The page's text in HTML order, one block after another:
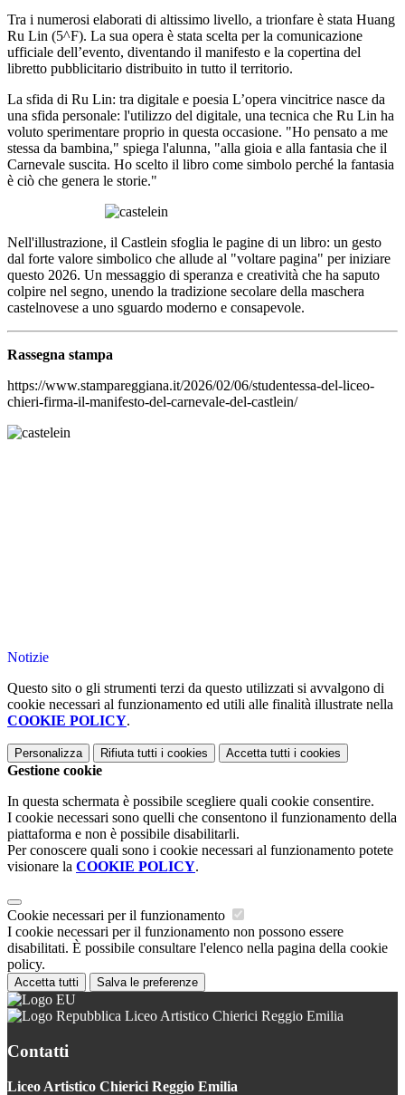
Tra i numerosi elaborati di altissimo livello, a trionfare è stata Huang
Ru Lin (5^F). La sua opera è stata scelta per la comunicazione
ufficiale dell’evento, diventando il manifesto e la copertina del
libretto pubblicitario distribuito in tutto il territorio.
La sfida di Ru Lin: tra digitale e poesia L’opera vincitrice nasce da
una sfida personale: l'utilizzo del digitale, una tecnica che Ru Lin ha
voluto sperimentare proprio in questa occasione. "Ho pensato a me
stessa da bambina," spiega l'alunna, "alla gioia e alla fantasia che il
Carnevale suscita. Ho scelto il libro come simbolo perché la fantasia
è ciò che genera le storie."
Nell'illustrazione, il Castlein sfoglia le pagine di un libro: un gesto
dal forte valore simbolico che allude al "voltare pagina" per iniziare
questo 2026. Un messaggio di speranza e creatività che ha saputo
colpire nel segno, unendo la tradizione secolare della maschera
castelnovese a uno sguardo moderno e consapevole.
Rassegna stampa
https://www.stampareggiana.it/2026/02/06/studentessa-del-liceo-
chieri-firma-il-manifesto-del-carnevale-del-castlein/
Notizie
Questo sito o gli strumenti terzi da questo utilizzati si avvalgono di
cookie necessari al funzionamento ed utili alle finalità illustrate nella
COOKIE POLICY.
Personalizza Rifiuta tutti i cookies Accetta tutti i cookies
Gestione cookie
In questa schermata è possibile scegliere quali cookie consentire.
I cookie necessari sono quelli che consentono il funzionamento della
piattaforma e non è possibile disabilitarli.
Per conoscere quali sono i cookie necessari al funzionamento potete
visionare la COOKIE POLICY.
Cookie necessari per il funzionamento
I cookie necessari per il funzionamento non possono essere
disabilitati. È possibile consultare l'elenco nella pagina della cookie
policy.
Accetta tutti Salva le preferenze
Liceo Artistico Chierici Reggio Emilia
Contatti
Liceo Artistico Chierici Reggio Emilia